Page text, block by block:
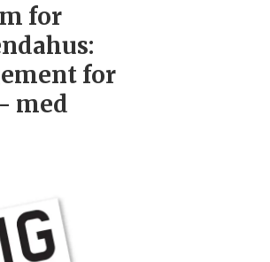
for
for
med